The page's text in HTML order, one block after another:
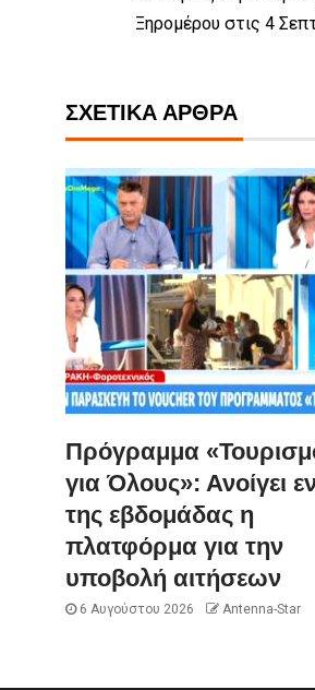
Ξηρομέρου στις 4
ΣΧΕΤΙΚΆ ΆΡΘΡΑ
Πρόγραμμα
για Όλους»: Ανοίγει
της εβδομάδας η
πλατφόρμα για την
υποβολή αιτήσεων
6 Αυγούστου 2026 Antenna-Star